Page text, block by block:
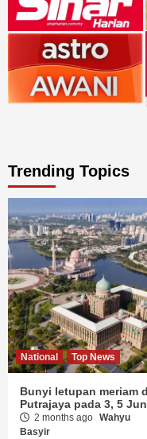
Trending Topics
National Top News
Bunyi letupan meriam
Putrajaya pada 3, 5 Jun
2 months ago Wahyu
Basyir